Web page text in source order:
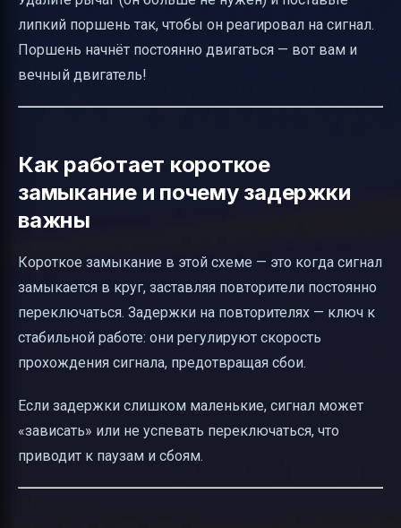
липкий поршень так, чтобы он реагировал на сигнал.
Поршень начнёт постоянно двигаться — вот вам и
вечный двигатель!
Как работает короткое
замыкание и почему задержки
важны
Короткое замыкание в этой схеме — это когда сигнал
замыкается в круг, заставляя повторители постоянно
переключаться. Задержки на повторителях — ключ к
стабильной работе: они регулируют скорость
прохождения сигнала, предотвращая сбои.
Если задержки слишком маленькие, сигнал может
«зависать» или не успевать переключаться, что
приводит к паузам и сбоям.